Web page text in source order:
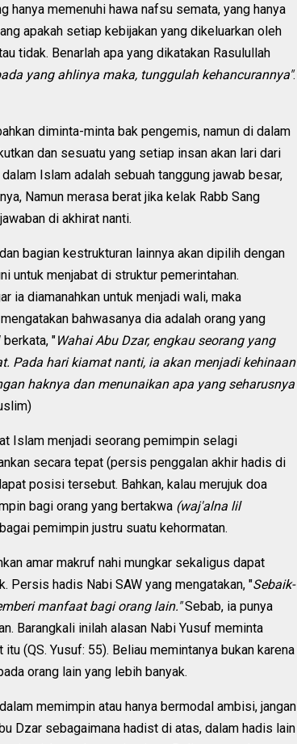
hanya memenuhi hawa nafsu semata, yang hanya
apakah setiap kebijakan yang dikeluarkan oleh
tidak. Benarlah apa yang dikatakan Rasulullah
yang ahlinya maka, tunggulah kehancurannya".
diminta-minta bak pengemis, namun di dalam
dan sesuatu yang setiap insan akan lari dari
Islam adalah sebuah tanggung jawab besar,
Namun merasa berat jika kelak Rabb Sang
di akhirat nanti.
bagian kestrukturan lainnya akan dipilih dengan
untuk menjabat di struktur pemerintahan.
ia diamanahkan untuk menjadi wali, maka
bahwasanya dia adalah orang yang
berkata, "Wahai Abu Dzar, engkau seorang yang
Pada hari kiamat nanti, ia akan menjadi kehinaan
haknya dan menunaikan apa yang seharusnya
Islam menjadi seorang pemimpin selagi
secara tepat (persis penggalan akhir hadis di
posisi tersebut. Bahkan, kalau merujuk doa
bagi orang yang bertakwa (waj'alna lil
pemimpin justru suatu kehormatan.
amar makruf nahi mungkar sekaligus dapat
Persis hadis Nabi SAW yang mengatakan, "Sebaik-
manfaat bagi orang lain."Sebab, ia punya
Barangkali inilah alasan Nabi Yusuf meminta
(QS. Yusuf: 55). Beliau memintanya bukan karena
orang lain yang lebih banyak.
memimpin atau hanya bermodal ambisi, jangan
Dzar sebagaimana hadist di atas, dalam hadis lain